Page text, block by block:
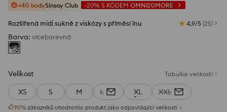
+40 bodySinsay Club -20% S KÓDEM OMNI20MORE
Rozšířená midi sukně z viskózy s příměsí lnu 4,9/5 (25)
Barva: vícebarevná
Velikost Tabulka velikostí
XS S M L XL XXL
90%zákazníků ohodnotilo produkt jako odpovídající velikosti